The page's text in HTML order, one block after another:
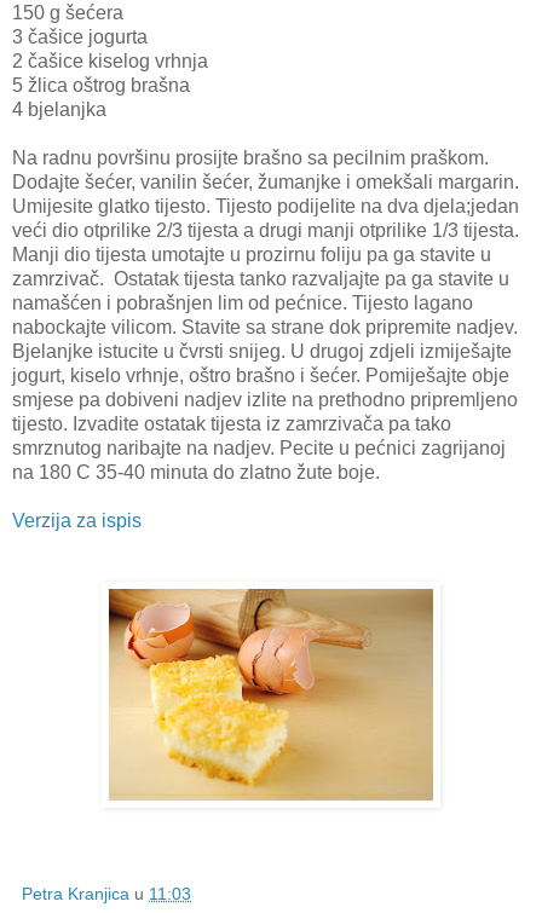
150 g šećera
3 čašice jogurta
2 čašice kiselog vrhnja
5 žlica oštrog brašna
4 bjelanjka
Na radnu površinu prosijte brašno sa pecilnim praškom.
Dodajte šećer, vanilin šećer, žumanjke i omekšali margarin.
Umijesite glatko tijesto. Tijesto podijelite na dva djela;jedan
veći dio otprilike 2/3 tijesta a drugi manji otprilike 1/3 tijesta.
Manji dio tijesta umotajte u prozirnu foliju pa ga stavite u
zamrzivač. Ostatak tijesta tanko razvaljajte pa ga stavite u
namašćen i pobrašnjen lim od pećnice. Tijesto lagano
nabockajte vilicom. Stavite sa strane dok pripremite nadjev.
Bjelanjke istucite u čvrsti snijeg. U drugoj zdjeli izmiješajte
jogurt, kiselo vrhnje, oštro brašno i šećer. Pomiješajte obje
smjese pa dobiveni nadjev izlite na prethodno pripremljeno
tijesto. Izvadite ostatak tijesta iz zamrzivača pa tako
smrznutog naribajte na nadjev. Pecite u pećnici zagrijanoj
na 180 C 35-40 minuta do zlatno žute boje.
Verzija za ispis
Petra Kranjica u 11:03